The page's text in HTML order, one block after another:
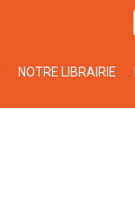
NOTRE LIBRAIRIE